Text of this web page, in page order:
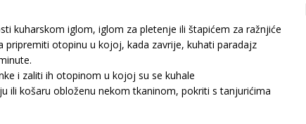
kuharskom iglom, iglom za pletenje ili štapićem za ražnjiće
pripremiti otopinu u kojoj, kada zavrije, kuhati paradajz
i zaliti ih otopinom u kojoj su se kuhale
ili košaru obloženu nekom tkaninom, pokriti s tanjurićima